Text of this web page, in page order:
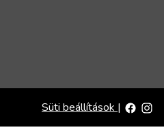
Süti beállítások |